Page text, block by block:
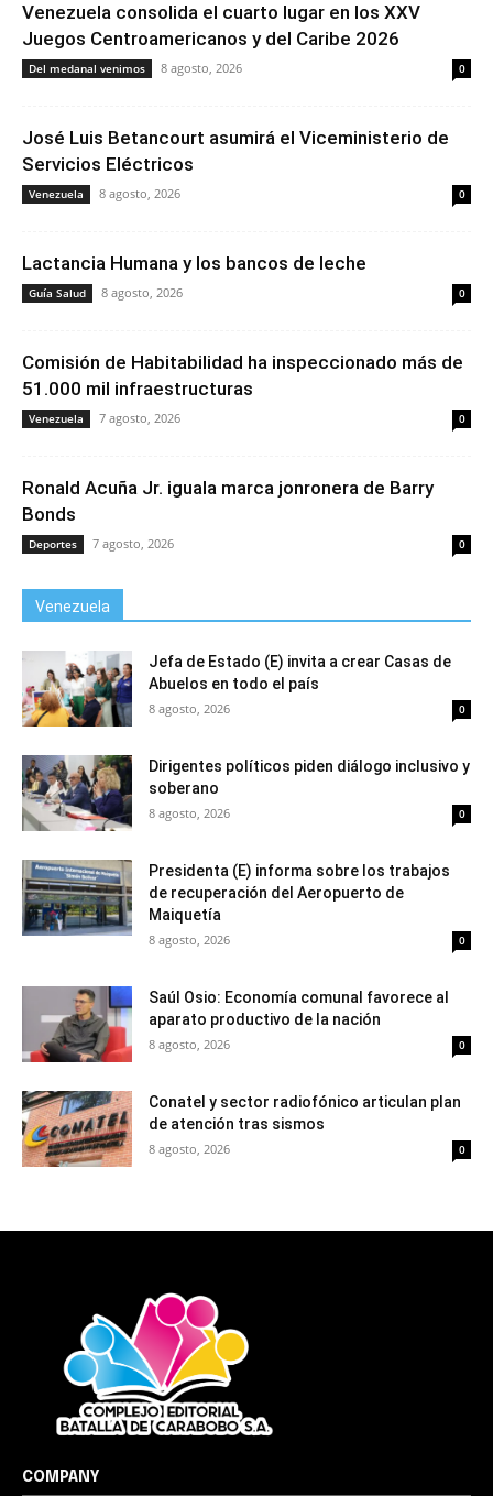
Venezuela consolida el cuarto lugar en los XXV
Juegos Centroamericanos y del Caribe 2026
Del medanal venimos 8 agosto, 2026 0
José Luis Betancourt asumirá el Viceministerio de
Servicios Eléctricos
Venezuela 8 agosto, 2026 0
Lactancia Humana y los bancos de leche
Guía Salud 8 agosto, 2026 0
Comisión de Habitabilidad ha inspeccionado más de
51.000 mil infraestructuras
Venezuela 7 agosto, 2026 0
Ronald Acuña Jr. iguala marca jonronera de Barry
Bonds
Deportes 7 agosto, 2026 0
Venezuela
Jefa de Estado (E) invita a crear Casas de
Abuelos en todo el país
8 agosto, 2026 0
Dirigentes políticos piden diálogo inclusivo y
soberano
8 agosto, 2026 0
Presidenta (E) informa sobre los trabajos
de recuperación del Aeropuerto de
Maiquetía
8 agosto, 2026 0
Saúl Osio: Economía comunal favorece al
aparato productivo de la nación
8 agosto, 2026 0
Conatel y sector radiofónico articulan plan
de atención tras sismos
8 agosto, 2026 0
COMPANY